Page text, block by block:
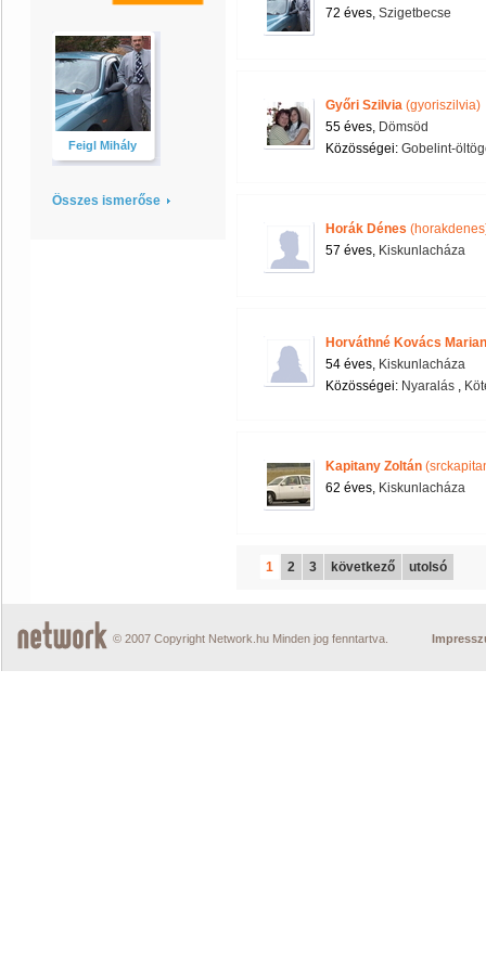
Feigl Mihály
Összes ismerőse
72 éves, Szigetbecse
Győri Szilvia (gyoriszilvia)
55 éves, Dömsöd
Közösségei: Gobelint-
Horák Dénes
57 éves, Kiskunlacháza
Horváthné Kovács
54 éves, Kiskunlacháza
Közösségei: Nyaralás ,
Kapitany Zoltán
62 éves, Kiskunlacháza
1 2 3 következő utolsó
© 2007 Copyright Network.hu Minden jog fenntartva.